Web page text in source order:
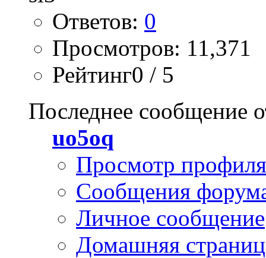
Ответов: 0
Просмотров: 11,371
Рейтинг0 / 5
Последнее сообщение
uo5oq
Просмотр профиля
Сообщения
Личное сообщение
Домашняя